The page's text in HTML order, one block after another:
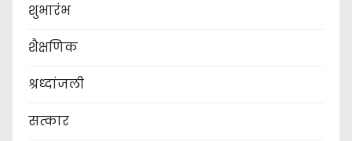
शुभारंभ
शैक्षणिक
श्रध्दांजली
सत्कार